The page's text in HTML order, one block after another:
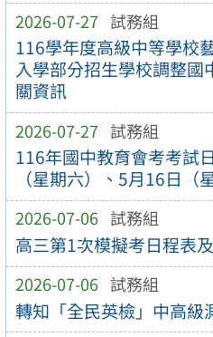
2026-07-27 試務組
116學年度高級中等學校
入學部分招生學校調整國
關資訊
2026-07-27 試務組
116年國中教育會考考試
（星期六）、5月16日（
2026-07-06 試務組
高三第1次模擬考日程表
2026-07-06 試務組
轉知「全民英檢」中高級